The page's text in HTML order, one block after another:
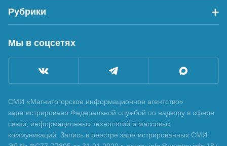
Рубрики
Мы в соцсетях
СМИ «Магнитогорское информационное агентство»
зарегистрировано Федеральной службой по надзору в сфере
связи, информационных технологий и массовых
коммуникаций. Запись в реестре зарегистрированных СМИ: